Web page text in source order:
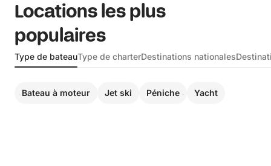
Locations les plus
populaires
Type de bateauType de charterDestinations nationales
Bateau à moteur Jet ski Péniche Yacht